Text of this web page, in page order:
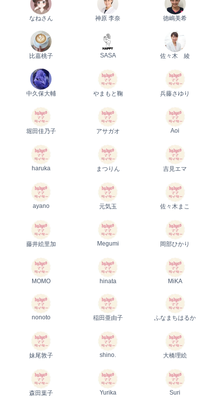
なねさん 神原 李奈 徳嶋美希
比嘉桃子 SASA 佐々木 綾
中久保大輔 やまもと鞠 兵藤さゆり
堀田佳乃子 アサガオ Aoi
haruka まつりん 吉見エマ
ayano 元気玉 佐々木まこ
藤井絵里加 Megumi 岡部ひかり
MOMO hinata MiKA
nonoto 稲田亜由子 ふなまちはるか
妹尾敦子 shino. 大橋理絵
森田葉子 Yurika Suri